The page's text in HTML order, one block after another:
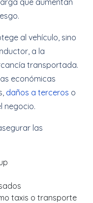
al vehículo, sino
a la
transportada.
económicas
daños a terceros o
negocio.
las
taxis o transporte